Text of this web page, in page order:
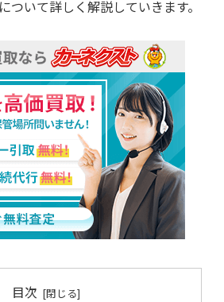
ついて詳しく解説していきます。
目次